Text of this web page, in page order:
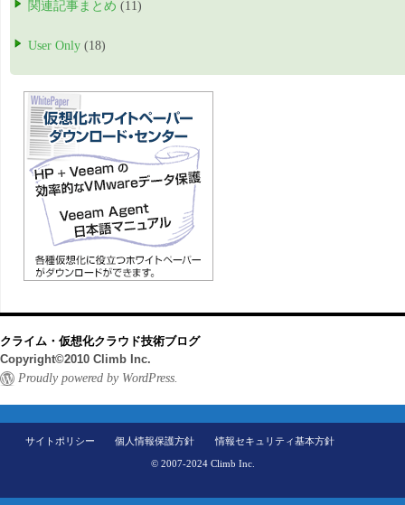
関連記事まとめ (11)
User Only (18)
クライム・仮想化クラウド技術ブログ
Copyright©2010 Climb Inc.
Proudly powered by WordPress.
サイトポリシー 個人情報保護方針 情報セキュリティ基本方針
© 2007-2024 Climb Inc.